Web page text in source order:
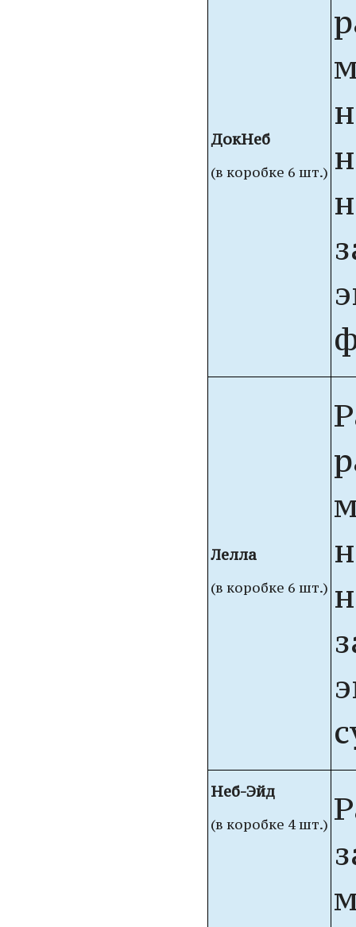
ДокНеб
(в коробке 6 шт.)
Лелла
(в коробке 6 шт.)
Неб-Эйд
(в коробке 4 шт.)